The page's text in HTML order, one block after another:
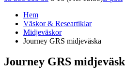
Hem
Väskor & Researtiklar
Midjeväskor
Journey GRS midjeväska
Journey GRS